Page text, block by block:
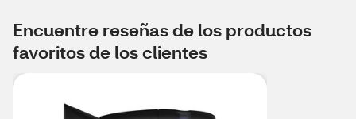
Encuentre reseñas de los productos
favoritos de los clientes